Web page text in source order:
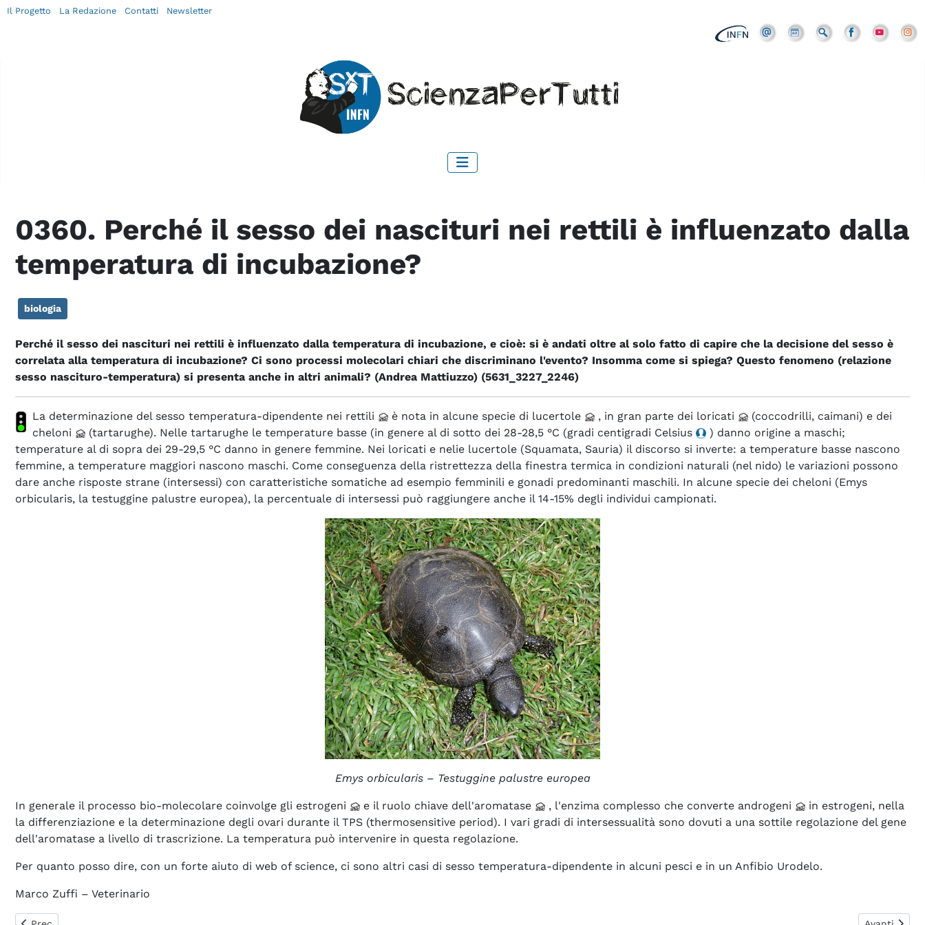
Il Progetto La Redazione Contatti Newsletter
0360. Perché il sesso dei nascituri nei rettili è influenzato dalla
temperatura di incubazione?
biologia
Perché il sesso dei nascituri nei rettili è influenzato dalla temperatura di incubazione, e cioè: si è andati oltre al solo fatto di capire che la decisione del sesso è
correlata alla temperatura di incubazione? Ci sono processi molecolari chiari che discriminano l'evento? Insomma come si spiega? Questo fenomeno (relazione
sesso nascituro-temperatura) si presenta anche in altri animali? (Andrea Mattiuzzo) (5631_3227_2246)
La determinazione del sesso temperatura-dipendente nei rettili è nota in alcune specie di lucertole , in gran parte dei loricati
(coccodrilli, caimani) e dei
cheloni
(tartarughe). Nelle tartarughe le temperature basse (in genere al di sotto dei 28-28,5 °C (gradi centigradi Celsius
) danno origine a maschi;
temperature al di sopra dei 29-29,5 °C danno in genere femmine. Nei loricati e nelie lucertole (Squamata, Sauria) il discorso si inverte: a temperature basse nascono
femmine, a temperature maggiori nascono maschi. Come conseguenza della ristrettezza della finestra termica in condizioni naturali (nel nido) le variazioni possono
dare anche risposte strane (intersessi) con caratteristiche somatiche ad esempio femminili e gonadi predominanti maschili. In alcune specie dei cheloni (Emys
orbicularis, la testuggine palustre europea), la percentuale di intersessi può raggiungere anche il 14-15% degli individui campionati.
Emys orbicularis – Testuggine palustre europea
In generale il processo bio-molecolare coinvolge gli estrogeni e il ruolo chiave dell'aromatase , l'enzima complesso che converte androgeni
in estrogeni, nella
la differenziazione e la determinazione degli ovari durante il TPS (thermosensitive period). I vari gradi di intersessualità sono dovuti a una sottile regolazione del gene
dell'aromatase a livello di trascrizione. La temperatura può intervenire in questa regolazione.
Per quanto posso dire, con un forte aiuto di web of science, ci sono altri casi di sesso temperatura-dipendente in alcuni pesci e in un Anfibio Urodelo.
Marco Zuffi – Veterinario